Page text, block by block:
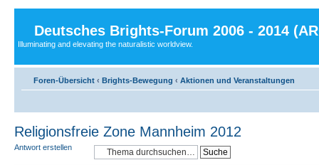
Deutsches Brights-Forum 2006 - 2014
Illuminating and elevating the naturalistic worldview.
Foren-Übersicht ‹ Brights-Bewegung ‹ Aktionen und Veranstaltungen
Religionsfreie Zone Mannheim 2012
Antwort erstellen